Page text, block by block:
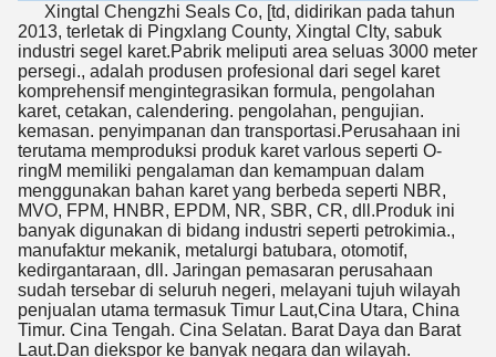
Xingtal Chengzhi Seals Co, [td, didirikan pada tahun
2013, terletak di Pingxlang County, Xingtal Clty, sabuk
industri segel karet.Pabrik meliputi area seluas 3000 meter
persegi., adalah produsen profesional dari segel karet
komprehensif mengintegrasikan formula, pengolahan
karet, cetakan, calendering. pengolahan, pengujian.
kemasan. penyimpanan dan transportasi.Perusahaan ini
terutama memproduksi produk karet varlous seperti O-
ringM memiliki pengalaman dan kemampuan dalam
menggunakan bahan karet yang berbeda seperti NBR,
MVO, FPM, HNBR, EPDM, NR, SBR, CR, dll.Produk ini
banyak digunakan di bidang industri seperti petrokimia.,
manufaktur mekanik, metalurgi batubara, otomotif,
kedirgantaraan, dll. Jaringan pemasaran perusahaan
sudah tersebar di seluruh negeri, melayani tujuh wilayah
penjualan utama termasuk Timur Laut,Cina Utara, China
Timur. Cina Tengah. Cina Selatan. Barat Daya dan Barat
Laut.Dan diekspor ke banyak negara dan wilayah.